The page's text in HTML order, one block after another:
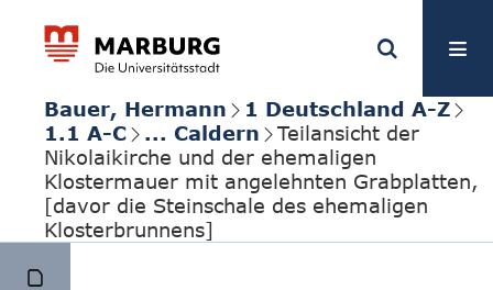
Bauer, Hermann
1 Deutschland A-Z
1.1 A-C
... Caldern
Teilansicht der
Nikolaikirche und der ehemaligen
Klostermauer mit angelehnten Grabplatten,
[davor die Steinschale des ehemaligen
Klosterbrunnens]